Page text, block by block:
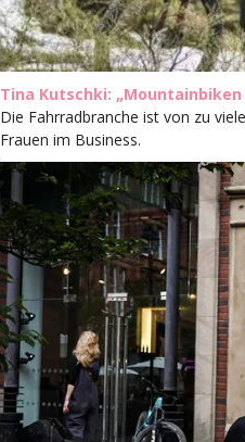
Tina Kutschki:
Die Fahrradbranche ist von zu
Frauen im Business.